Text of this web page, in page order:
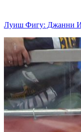
Луиш Фигу: Джанни